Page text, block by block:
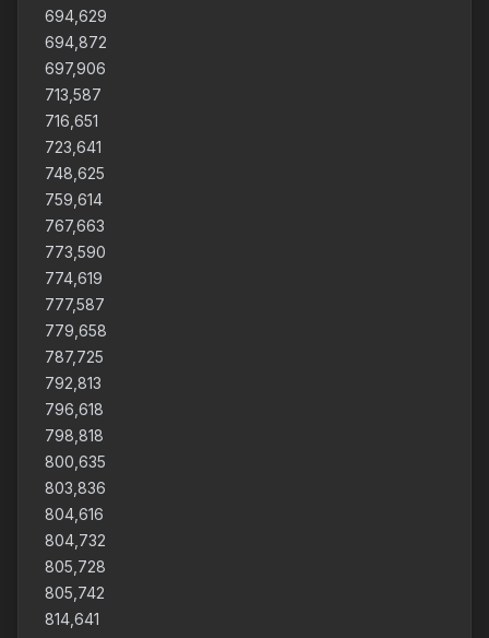
694,629
694,872
697,906
713,587
716,651
723,641
748,625
759,614
767,663
773,590
774,619
777,587
779,658
787,725
792,813
796,618
798,818
800,635
803,836
804,616
804,732
805,728
805,742
814,641